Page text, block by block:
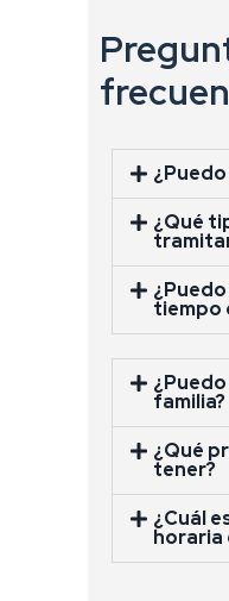
¿Qué
tiempo
familia?
¿Qué
tener?
¿Cuál
horaria